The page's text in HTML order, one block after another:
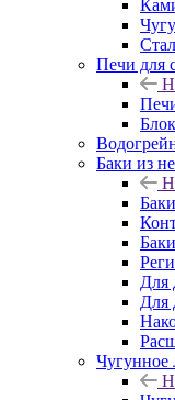
Печи для
Баки из
Для
Для
Чугунное